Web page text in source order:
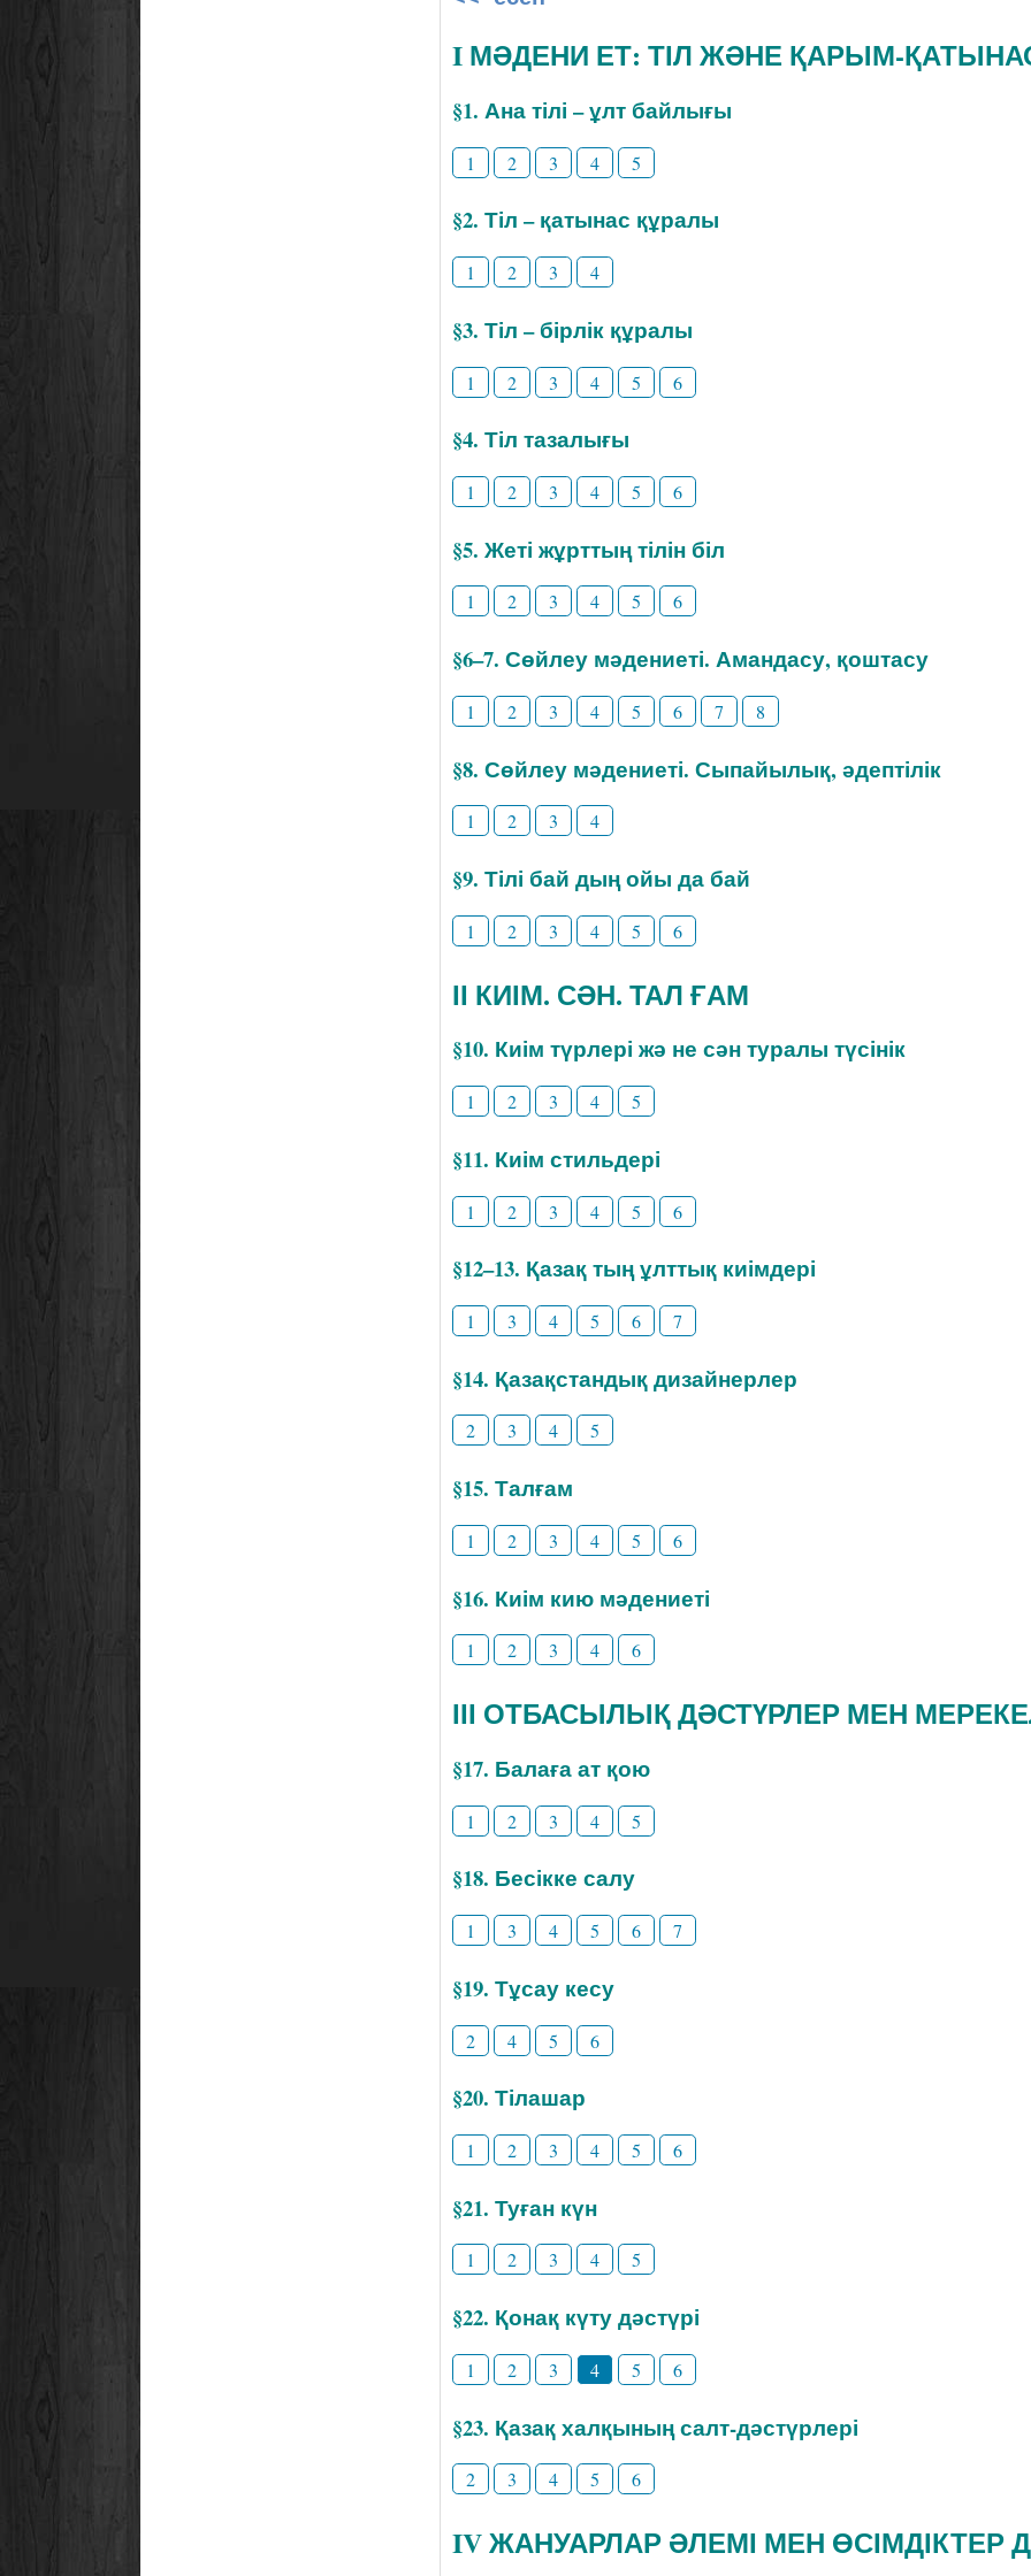
I МӘДЕНИ ЕТ: ТІЛ ЖӘНЕ ҚАРЫМ-
§1. Ана тілі – ұлт байлығы
1 2 3 4 5
§2. Тіл – қатынас құралы
1 2 3 4
§3. Тіл – бірлік құралы
1 2 3 4 5 6
§4. Тіл тазалығы
1 2 3 4 5 6
§5. Жеті жұрттың тілін біл
1 2 3 4 5 6
§6–7. Сөйлеу мәдениеті. Амандасу, қоштасу
1 2 3 4 5 6 7 8
§8. Сөйлеу мәдениеті. Сыпайылық, әдептілік
1 2 3 4
§9. Тілі бай дың ойы да бай
1 2 3 4 5 6
ІІ КИІМ. СӘН. ТАЛ ҒАМ
§10. Киім түрлері жә не сән туралы түсінік
1 2 3 4 5
§11. Киім стильдері
1 2 3 4 5 6
§12–13. Қазақ тың ұлттық киімдері
1 3 4 5 6 7
§14. Қазақстандық дизайнерлер
2 3 4 5
§15. Талғам
1 2 3 4 5 6
§16. Киім кию мәдениеті
1 2 3 4 6
ІІІ ОТБАСЫЛЫҚ ДӘСТҮРЛЕР МЕН
§17. Балаға ат қою
1 2 3 4 5
§18. Бесікке салу
1 3 4 5 6 7
§19. Тұсау кесу
2 4 5 6
§20. Тілашар
1 2 3 4 5 6
§21. Туған күн
1 2 3 4 5
§22. Қонақ күту дәстүрі
1 2 3 4 5 6
§23. Қазақ халқының салт-дәстүрлері
2 3 4 5 6
IV ЖАНУАРЛАР ӘЛЕМІ МЕН ӨСІМДІКТЕР